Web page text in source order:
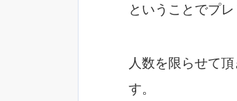
ということでプ
人数を限らせて
す。